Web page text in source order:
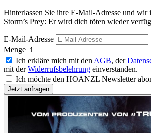
Hinterlassen Sie ihre E-Mail-Adresse und wir
Storm’s Prey: Er wird dich töten wieder
E-Mail-Adresse
Menge
Ich erkläre mich mit den AGB, der
mit derWiderrufsbelehrung einverstanden.
Ich möchte den HOANZL Newsletter